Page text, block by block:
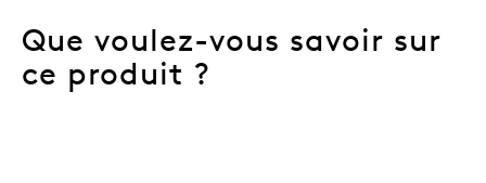
Que voulez-vous savoir sur
ce produit ?